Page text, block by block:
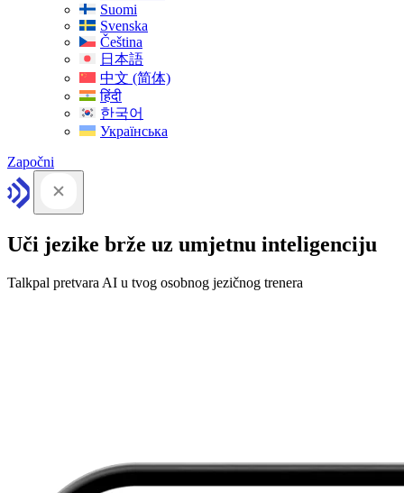
Suomi
Svenska
Čeština
日本語
中文 (简体)
हिंदी
한국어
Українська
Započni
Uči jezike brže uz umjetnu inteligenciju
Talkpal pretvara AI u tvog osobnog jezičnog trenera